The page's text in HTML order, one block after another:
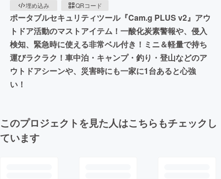
埋め込み
QRコード
ポータブルセキュリティツール『Cam.g PLUS v2』アウ
トドア活動のマストアイテム！一酸化炭素警報や、侵入
検知、緊急時に使える非常ベル付き！ミニ＆軽量で持ち
運びラクラク！車中泊・キャンプ・釣り・登山などのア
ウトドアシーンや、災害時にも一家に1台あると心強
い！
このプロジェクトを見た人はこちらもチェックし
ています